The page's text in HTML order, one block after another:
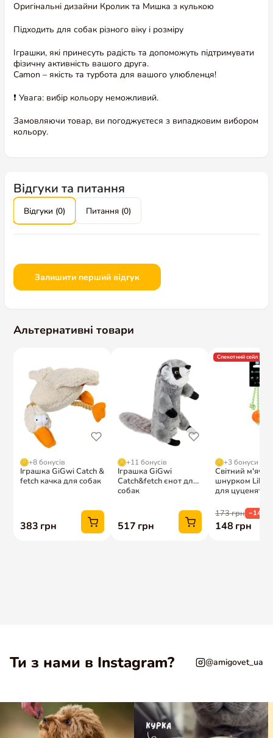
Оригінальні дизайни Кролик та Мишка з кулькою
Підходить для собак різного віку і розміру
Іграшки, які принесуть радість та допоможуть підтримувати
фізичну активність вашого друга.
Camon – якість та турбота для вашого улюбленця!
❗️ Увага: вибір кольору неможливий.
Замовляючи товар, ви погоджуєтеся з випадковим вибором
кольору.
Відгуки та питання
Відгуки (0) Питання (0)
Залишити перший відгук
Альтернативні товари
Ти з нами в Instagram? @amigovet_ua